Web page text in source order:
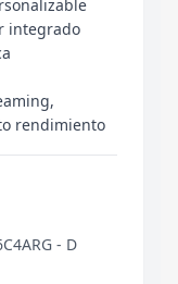
integrado
rendimiento
- D